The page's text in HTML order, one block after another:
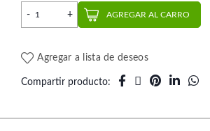
Cepillo Dental | Vitis cantidad
AGREGAR AL CARRO
Agregar a lista de deseos
Compartir producto